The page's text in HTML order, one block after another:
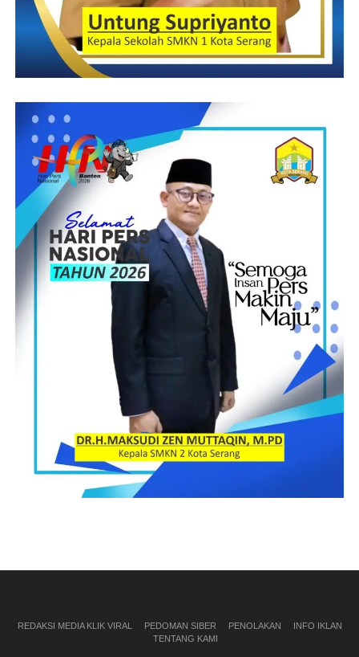
REDAKSI MEDIA KLIK VIRAL PEDOMAN SIBER PENOLAKAN
INFO IKLAN
TENTANG KAMI